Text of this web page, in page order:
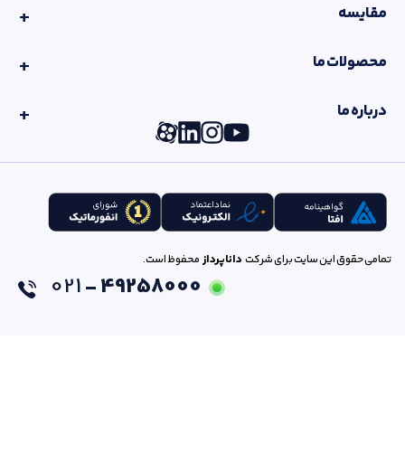
مقایسه
محصولات ما
درباره ما
تمامی حقوق این سایت برای شرکتداناپردازمحفوظ است.
49258000 -
021